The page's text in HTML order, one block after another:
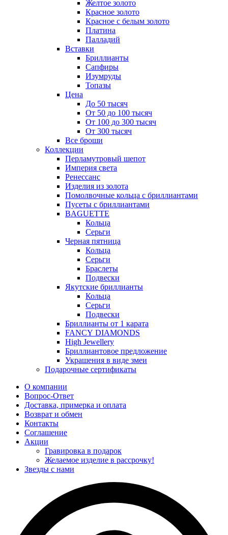
Желтое золото
Красное золото
Красное с белым золото
Платина
Палладий
Вставки
Бриллианты
Сапфиры
Изумруды
Топазы
Цена
До 50 тысяч
От 50 до 100 тысяч
От 100 до 300 тысяч
От 300 тысяч
Все броши
Коллекции
Перламутровый шепот
Империя света
Ренессанс
Изделия из золота
Помолвочные кольца с бриллиантами
Пусеты с бриллиантами
BAGUETTE
Кольца
Серьги
Черная пятница
Кольца
Серьги
Браслеты
Подвески
Якутские бриллианты
Кольца
Серьги
Подвески
Бриллианты от 1 карата
FANCY DIAMONDS
High Jewellery
Бриллиантовое предложение
Украшения в виде змеи
Подарочные сертификаты
О компании
Вопрос-Ответ
Доставка, примерка и оплата
Возврат и обмен
Контакты
Соглашение
Акции
Гравировка в подарок
Желаемое изделие в рассрочку!
Звезды с нами